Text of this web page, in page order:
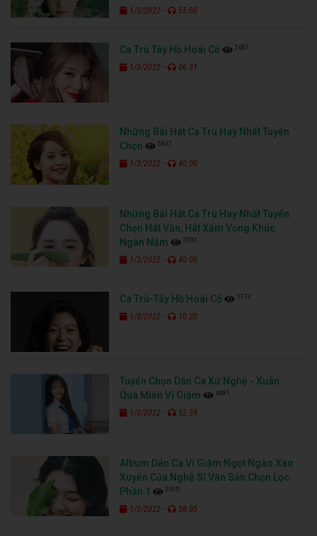
1/3/2022 - 55:00
Ca Trù Tây Hồ Hoài Cổ 5607
1/3/2022 - 06:31
Những Bài Hát Ca Trù Hay Nhất Tuyển
Chọn
5837
1/3/2022 - 40:00
Những Bài Hát Ca Trù Hay Nhất Tuyển
Chọn Hát Văn, Hát Xẩm Vọng Khúc
Ngàn Năm
5592
1/3/2022 - 40:00
Ca Trù-Tây Hồ Hoài Cổ 5773
1/3/2022 - 10:20
Tuyển Chọn Dân Ca Xứ Nghệ - Xuân
Qua Miền Ví Giặm
6081
1/3/2022 - 52:39
Album Dân Ca Ví Giặm Ngọt Ngào Xao
Xuyến Của Nghệ Sĩ Văn Sản Chọn Lọc
Phần 1
5615
1/3/2022 - 38:05